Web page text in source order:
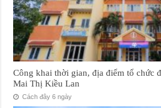
Công khai thời gian, địa điểm tổ chức
Mai Thị Kiều Lan
Cách đây 6 ngày